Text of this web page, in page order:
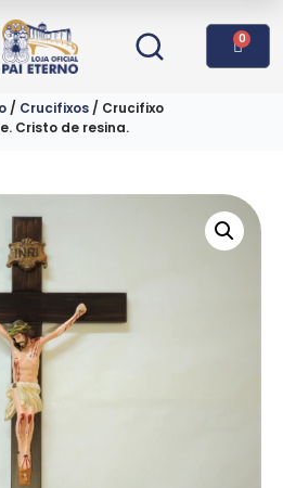
0
/ Crucifixos / Crucifixo
Cristo de resina.